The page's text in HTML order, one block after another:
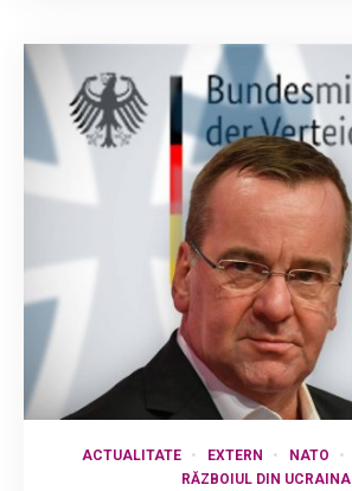
ACTUALITATE EXTERN NATO
RĂZBOIUL DIN UCRAINA